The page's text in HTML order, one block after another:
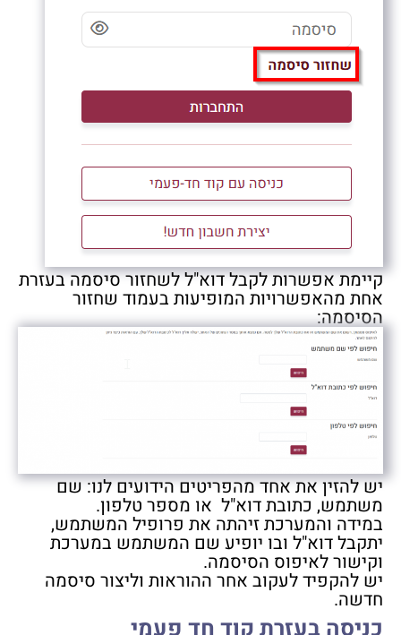
קיימת אפשרות לקבל דוא"ל לשחזור סיסמה בעזרת
אחת מהאפשרויות המופיעות בעמוד שחזור
הסיסמה:
יש להזין את אחד מהפריטים הידועים לנו: שם
משתמש, כתובת דוא"ל או מספר טלפון.
במידה והמערכת זיהתה את פרופיל המשתמש,
יתקבל דוא"ל ובו יופיע שם המשתמש במערכת
וקישור לאיפוס הסיסמה.
יש להקפיד לעקוב אחר ההוראות וליצור סיסמה
חדשה.